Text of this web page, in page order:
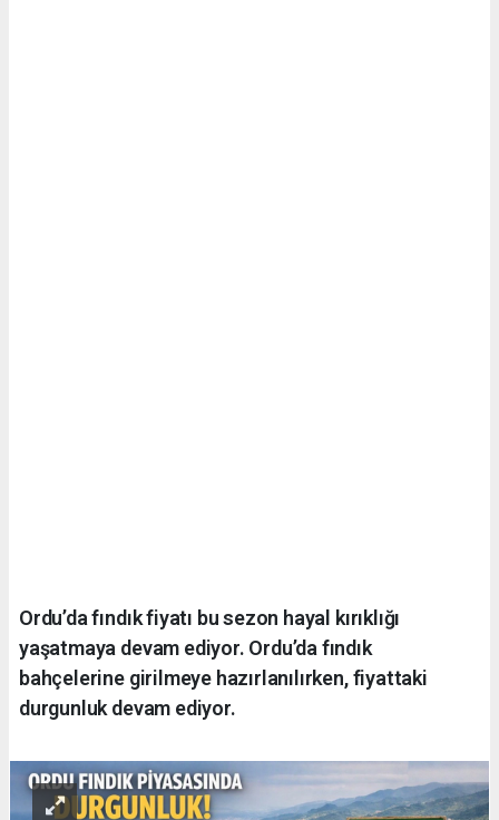
Ordu’da fındık fiyatı bu sezon hayal kırıklığı
yaşatmaya devam ediyor. Ordu’da fındık
bahçelerine girilmeye hazırlanılırken, fiyattaki
durgunluk devam ediyor.